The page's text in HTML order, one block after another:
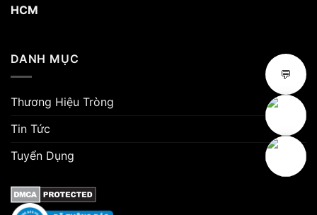
HCM
DANH MỤC
Thương Hiệu Tròng
Tin Tức
Tuyển Dụng
💬